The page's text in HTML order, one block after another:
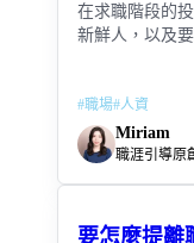
在求職階段的
新鮮人，以及
#職場#人資
Miriam
要怎麼提離